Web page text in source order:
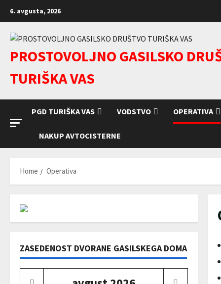
content
6. avgusta, 2026
PROSTOVOLJNO GASILSKO
TURIŠKA VAS
PGD TURIŠKA VAS VODSTVO OPERATIVA
NAKUP AVTOCISTERNE
Home Operativa
ZASEDENOST DVORANE GASILSKEGA DOMA